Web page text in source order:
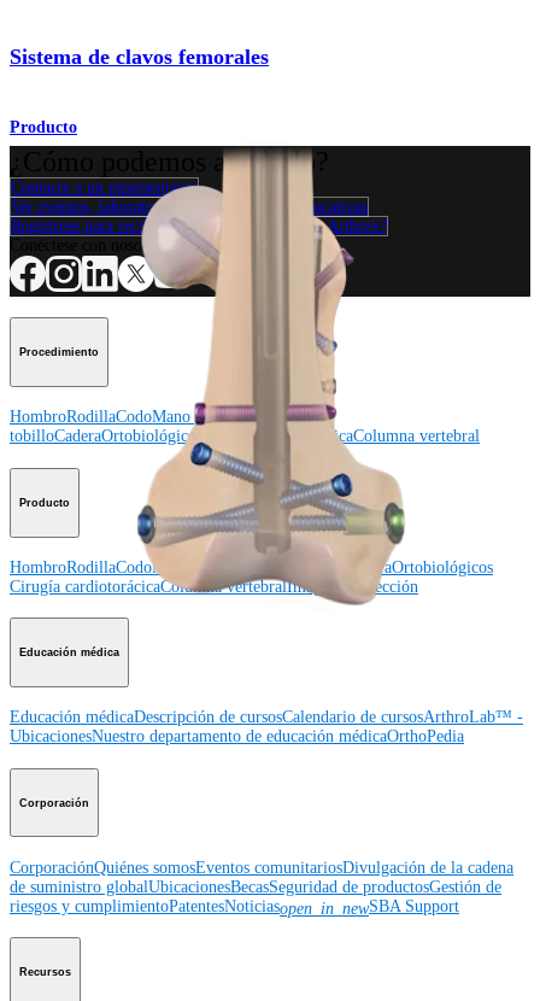
Sistema de clavos femorales
Producto
¿Cómo podemos ayudarlo?
Contacte a un representante
Ver eventos, laboratorios y oportunidades educativas
Regístrese para recibir: ¿Qué hay de nuevo en Arthrex?
Conéctese con nosotros
Procedimiento
HombroRodillaCodoMano y muñeca
Pie y
tobilloCaderaOrtobiológicos Cirugía cardiotorácicaColumna vertebral
Producto
HombroRodillaCodoMano y muñeca CaderaOrtobiológicos
Cirugía cardiotorácicaColumna vertebralImagen y resección
Educación médica
Educación médicaDescripción de cursosCalendario de cursosArthroLab™ -
UbicacionesNuestro departamento de educación médicaOrthoPedia
Corporación
CorporaciónQuiénes somosEventos comunitariosDivulgación de la cadena
de suministro globalUbicacionesBecasSeguridad de productosGestión de
riesgos y cumplimientoPatentesNoticiasopen_in_newSBA Support
Recursos